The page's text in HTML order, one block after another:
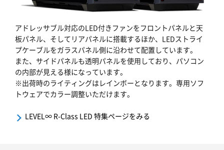
アドレッサブル対応のLED付きファンをフロントパネルと天
板パネル、そしてリアパネルに搭載するほか、LEDストライ
プケーブルをガラスパネル側に沿わせて配置しています。
また、サイドパネルも透明パネルを使用しており、パソコン
の内部が見える様になっています。
※出荷時のライティングはレインボーとなります。専用ソフ
トウェアでカラー調整いただけます。
LEVEL∞ R-Class LED 特集ページをみる